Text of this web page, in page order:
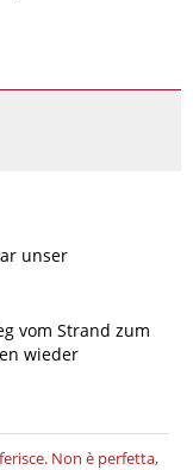
unser
vom Strand zum
wieder
Non è perfetta,